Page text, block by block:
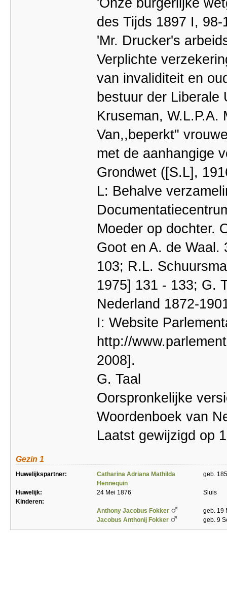
des Tijds 1897 I, 98-
'Mr. Drucker's
Verplichte
van invaliditeit en
bestuur der Liberale
Kruseman,
Van,,beperkt"
met de aanhangige
Grondwet ([S.L],
L: Behalve
Moeder op dochter.
Goot en A. de
103; R.L.
1975] 131 - 133; G.
Nederland 1872-
I: Website
http://
2008].
G. Taal
Oorspronkelijke
Woordenboek van
Laatst gewijzigd op
Gezin 1
Huwelijkspartner:
Catharina Adriana Mathilda
Hennequin
geb.
Huwelijk: 24 Mei 1876
Sluis
Kinderen:
Anthony Jacobus Fokker
geb. 19
Jacobus Anthonij Fokker
geb. 9